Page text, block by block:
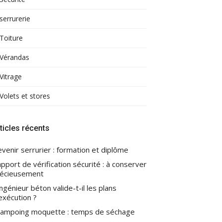
serrurerie
Toiture
Vérandas
Vitrage
Volets et stores
récents
serrurier : formation et diplôme
de vérification sécurité : à conserver
béton valide-t-il les plans
?
moquette : temps de séchage